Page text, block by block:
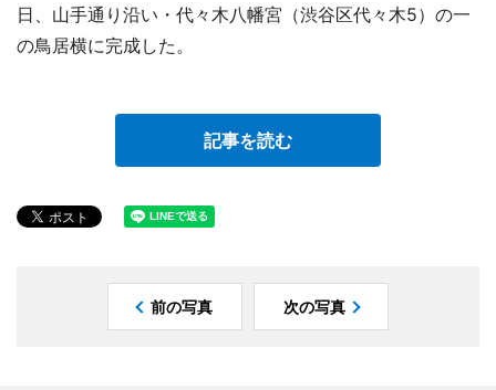
日、山手通り沿い・代々木八幡宮（渋谷区代々木5）の一
の鳥居横に完成した。
記事を読む
前の写真 次の写真